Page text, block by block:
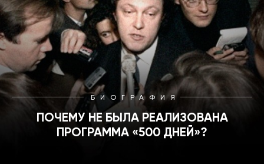
БИОГРАФИЯ
ПОЧЕМУ НЕ БЫЛА РЕАЛИЗОВАНА
ПРОГРАММА «500 ДНЕЙ»?